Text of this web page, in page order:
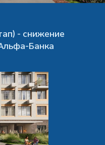
- снижение
Банка